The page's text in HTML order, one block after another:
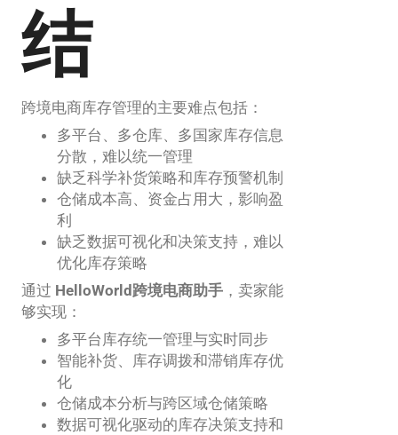
结
跨境电商库存管理的主要难点包括：
多平台、多仓库、多国家库存信息
分散，难以统一管理
缺乏科学补货策略和库存预警机制
仓储成本高、资金占用大，影响盈
利
缺乏数据可视化和决策支持，难以
优化库存策略
通过 HelloWorld跨境电商助手 ，卖家能
够实现：
多平台库存统一管理与实时同步
智能补货、库存调拨和滞销库存优
化
仓储成本分析与跨区域仓储策略
数据可视化驱动的库存决策支持和